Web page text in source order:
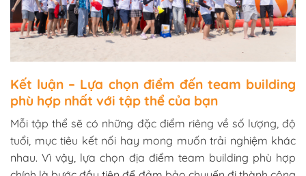
Kết luận – Lựa chọn điểm đến team building
phù hợp nhất với tập thể của bạn
Mỗi tập thể sẽ có những đặc điểm riêng về số lượng, độ
tuổi, mục tiêu kết nối hay mong muốn trải nghiệm khác
nhau. Vì vậy, lựa chọn địa điểm team building phù hợp